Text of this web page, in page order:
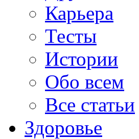
Карьера
Тесты
Истории
Обо всем
Все статьи
Здоровье